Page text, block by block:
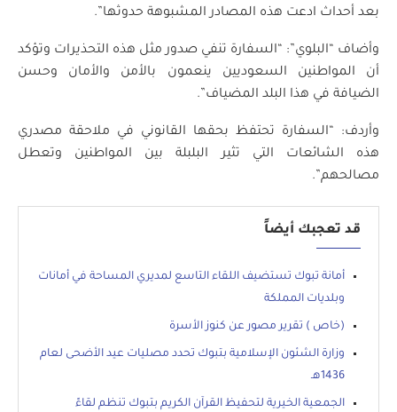
بعد أحداث ادعت هذه المصادر المشبوهة حدوثها”.
وأضاف “البلوي”: “السفارة تنفي صدور مثل هذه التحذيرات وتؤكد
أن المواطنين السعوديين ينعمون بالأمن والأمان وحسن
الضيافة في هذا البلد المضياف”.
وأردف: “السفارة تحتفظ بحقها القانوني في ملاحقة مصدري
هذه الشائعات التي تثير البلبلة بين المواطنين وتعطل
مصالحهم”.
قد تعجبك أيضاً
أمانة تبوك تستضيف اللقاء التاسع لمديري المساحة في أمانات
وبلديات المملكة‎
(خاص ) تقرير مصور عن كنوز الأسرة
وزارة الشئون الإسلامية بتبوك تحدد مصليات عيد الأضحى لعام
1436هـ
الجمعية الخيرية لتحفيظ القرآن الكريم بتبوك تنظم لقاءً